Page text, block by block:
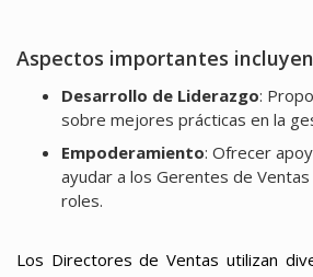
Aspectos importantes
Desarrollo de Liderazgo:
sobre mejores prácticas en la
Empoderamiento: Ofrecer
ayudar a los Gerentes de
roles.
Los Directores de Ventas utilizan